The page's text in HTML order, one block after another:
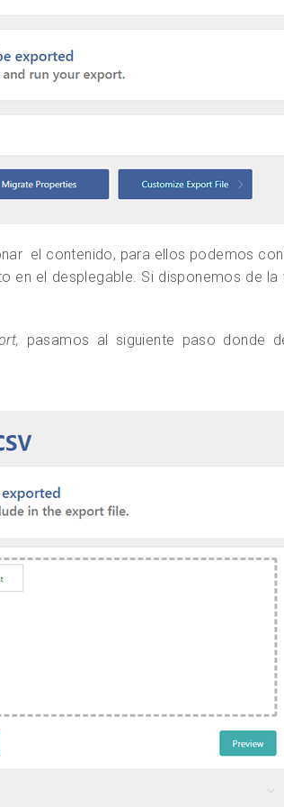
el contenido, para ellos podemos
en el desplegable. Si disponemos de
pasamos al siguiente paso donde